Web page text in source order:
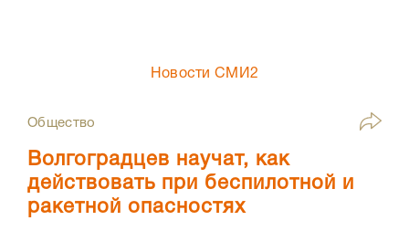
Новости СМИ2
Общество
Волгоградцев научат, как
действовать при беспилотной и
ракетной опасностях